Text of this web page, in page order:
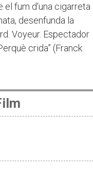
el fum d'una cigarreta
desenfunda la
Voyeur. Espectador
crida” (Franck